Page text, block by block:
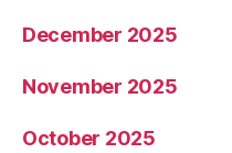
December 2025
November 2025
October 2025